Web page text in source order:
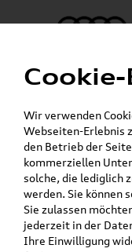
Menü
24h-Pannenhilfe:+49
Gerade geschlossen
Verkauf:
Mo. - Fr.
Service:Mo. - Fr. 06:00
Wir verwenden
Webseiten-Erlebnis
den Betrieb der
kommerziellen
solche, die lediglich
werden. Sie können
Sie zulassen
jederzeit in der
Ihre Einwilligung